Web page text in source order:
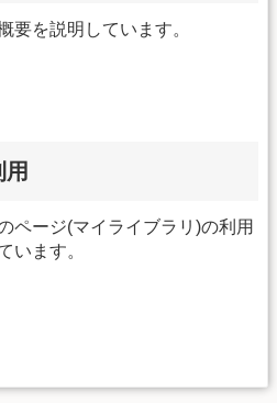
要を説明しています。
ページ(マイライブラリ)の利用
います。